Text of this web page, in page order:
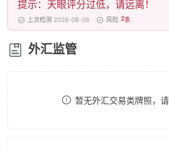
6
7
8
4
5
6
提示：天眼评分过低，请远离！
上次检测 2026-08-09 风险 2条
外汇监管
暂无外汇交易类牌照，请